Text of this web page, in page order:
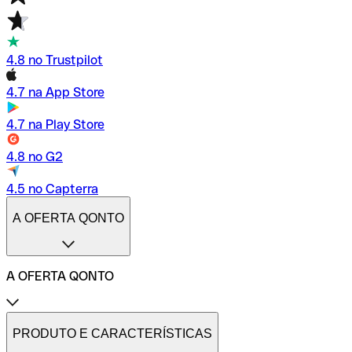
4.8 no Trustpilot
4.7 na App Store
4.7 na Play Store
4.8 no G2
4.5 no Capterra
A OFERTA QONTO
A OFERTA QONTO
Tarifas
Conta profissional online
PRODUTO E CARACTERÍSTICAS